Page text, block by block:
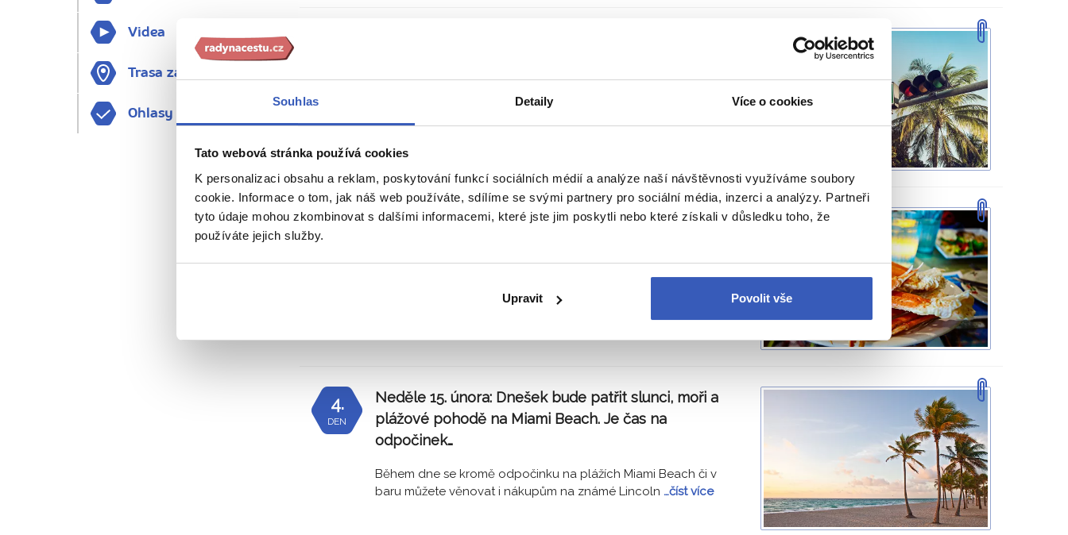
Souhlas Detaily Více o cookies
Tato webová stránka používá cookies
K personalizaci obsahu a reklam, poskytování funkcí sociálních médií a analýze naší návštěvnosti využíváme soubory
cookie. Informace o tom, jak náš web používáte, sdílíme se svými partnery pro sociální média, inzerci a analýzy. Partneři
tyto údaje mohou zkombinovat s dalšími informacemi, které jste jim poskytli nebo které získali v důsledku toho, že
používáte jejich služby.
Upravit Povolit vše
Videa
Trasa zájezdu
Ohlasy
ve stylu art deco. Objevíme krásné pláže, slavné bary
na Ocean Drive i skrytá místa floridské metropole.
nad Atlantickým oceánem. Po snídani se pustíme
3. Sobota 14. února: Dnes vyrazíme do městečka Key
po Duval Street a navštívíme Hemingwayův dům.
Dopřejeme si mexickou atmosféru i výtečnou kuchyni.
4.
DEN
Neděle 15. února: Dnešek bude patřit slunci, moři a
plážové pohodě na Miami Beach. Je čas na
odpočinek…
Během dne se kromě odpočinku na plážích Miami Beach či v
baru můžete věnovat i nákupům na známé Lincoln …číst více